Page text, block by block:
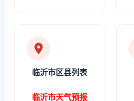
临沂市区县列表
临沂市天气预报